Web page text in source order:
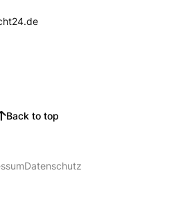
Datenschutz
Back to top